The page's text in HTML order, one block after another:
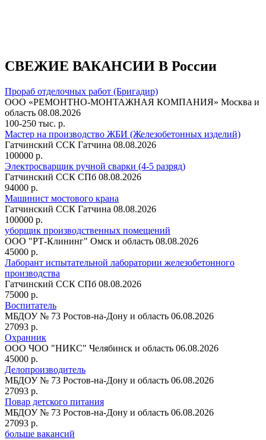
СВЕЖИЕ ВАКАНСИИ В России
Прораб отделочных работ (Бригадир)
ООО «РЕМОНТНО-МОНТАЖНАЯ КОМПАНИЯ» Москва и
область 08.08.2026
100-250 тыс. р.
Мастер на производство ЖБИ (Железобетонных изделий)
Гатчинский ССК Гатчина 08.08.2026
100000 р.
Электросварщик ручной сварки (4-5 разряд)
Гатчинский ССК СПб 08.08.2026
94000 р.
Машинист мостового крана
Гатчинский ССК Гатчина 08.08.2026
100000 р.
уборщик производственных помещений
ООО "РТ-Клининг" Омск и область 08.08.2026
45000 р.
Лаборант испытательной лаборатории железобетонного
производства
Гатчинский ССК СПб 08.08.2026
75000 р.
Воспитатель
МБДОУ № 73 Ростов-на-Дону и область 06.08.2026
27093 р.
Охранник
ООО ЧОО "НИКС" Челябинск и область 06.08.2026
45000 р.
Делопроизводитель
МБДОУ № 73 Ростов-на-Дону и область 06.08.2026
27093 р.
Повар детского питания
МБДОУ № 73 Ростов-на-Дону и область 06.08.2026
27093 р.
больше вакансий